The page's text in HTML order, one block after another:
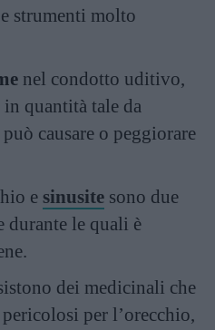
strumenti molto
nel condotto uditivo,
quantità tale da
causare o peggiorare
e sinusite sono due
le quali è
dei medicinali che
pericolosi per l’orecchio,